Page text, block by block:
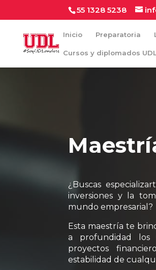
55 1328 5238
Inicio Preparatoria
Cursos y diplomados UDL
¿Buscas
inversiones y la
mundo empresarial?
Esta maestría te
a profundidad los
proyectos
estabilidad de